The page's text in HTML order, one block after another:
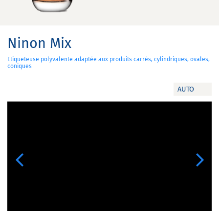
AUTO
Previous Next
Ninon Mix
Etiqueteuse polyvalente adaptée aux produits carrés, cylindriques, ovales,
coniques